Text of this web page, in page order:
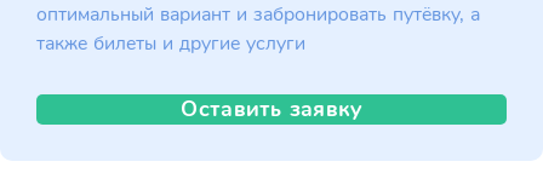
оптимальный вариант и забронировать путёвку, а
также билеты и другие услуги
Оставить заявку